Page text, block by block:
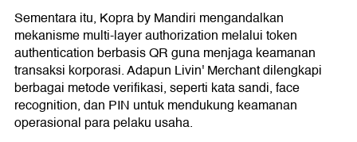
Sementara itu, Kopra by Mandiri mengandalkan
mekanisme multi-layer authorization melalui token
authentication berbasis QR guna menjaga keamanan
transaksi korporasi. Adapun Livin' Merchant dilengkapi
berbagai metode verifikasi, seperti kata sandi, face
recognition, dan PIN untuk mendukung keamanan
operasional para pelaku usaha.